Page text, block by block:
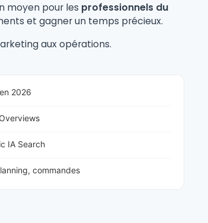
moyen pour les professionnels du
et gagner un temps précieux.
aux opérations.
2026
IA Search
commandes